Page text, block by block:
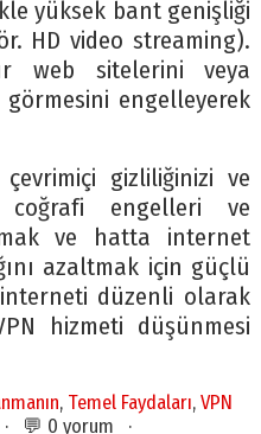
yüksek bant genişliği
HD video streaming).
web sitelerini veya
görmesini engelleyerek
gizliliğinizi ve
coğrafi engelleri ve
ve hatta internet
azaltmak için güçlü
düzenli olarak
hizmeti düşünmesi
, Temel Faydaları, VPN
· 💬 0 yorum ·